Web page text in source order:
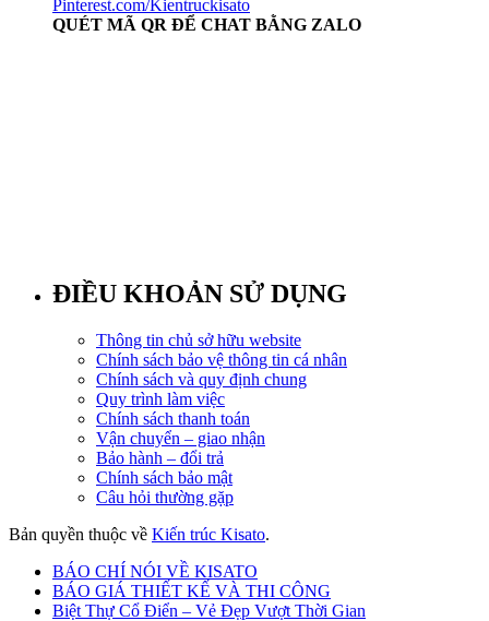
Pinterest.com/Kientruckisato
QUÉT MÃ QR ĐỂ CHAT BẰNG ZALO
ĐIỀU KHOẢN SỬ DỤNG
Thông tin chủ sở hữu website
Chính sách bảo vệ thông tin cá nhân
Chính sách và quy định chung
Quy trình làm việc
Chính sách thanh toán
Vận chuyển – giao nhận
Bảo hành – đổi trả
Chính sách bảo mật
Câu hỏi thường gặp
Bản quyền thuộc về Kiến trúc Kisato.
BÁO CHÍ NÓI VỀ KISATO
BÁO GIÁ THIẾT KẾ VÀ THI CÔNG
Biệt Thự Cổ Điển – Vẻ Đẹp Vượt Thời Gian